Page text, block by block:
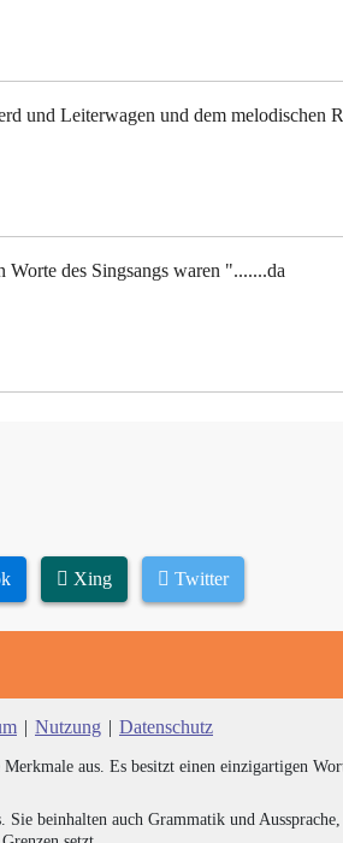
und Leiterwagen und dem melodischen
des Singsangs waren ".......da
Xing Twitter
| Nutzung | Datenschutz
Merkmale aus. Es besitzt einen einzigartigen
beinhalten auch Grammatik und